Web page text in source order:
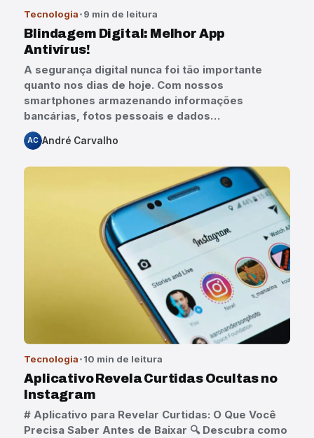
Tecnologia 9 min de leitura
Blindagem Digital: Melhor App
Antivírus!
A segurança digital nunca foi tão importante
quanto nos dias de hoje. Com nossos
smartphones armazenando informações
bancárias, fotos pessoais e dados…
AC André Carvalho
Tecnologia 10 min de leitura
Aplicativo Revela Curtidas Ocultas no
Instagram
# Aplicativo para Revelar Curtidas: O Que Você
Precisa Saber Antes de Baixar 🔍 Descubra como